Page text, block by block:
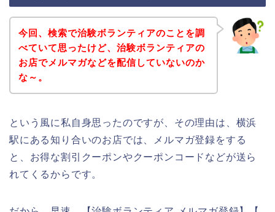
今回、検索で治験ボランティアのことを調
べていて思ったけど、治験ボランティアの
お店でメルマガなどを配信していないのか
な～。
という風に私自身思ったのですが、その理由は、横浜
駅にある知り合いのお店では、メルマガ登録をする
と、お得な割引クーポンやクーポンコードなどが送ら
れてくるからです。